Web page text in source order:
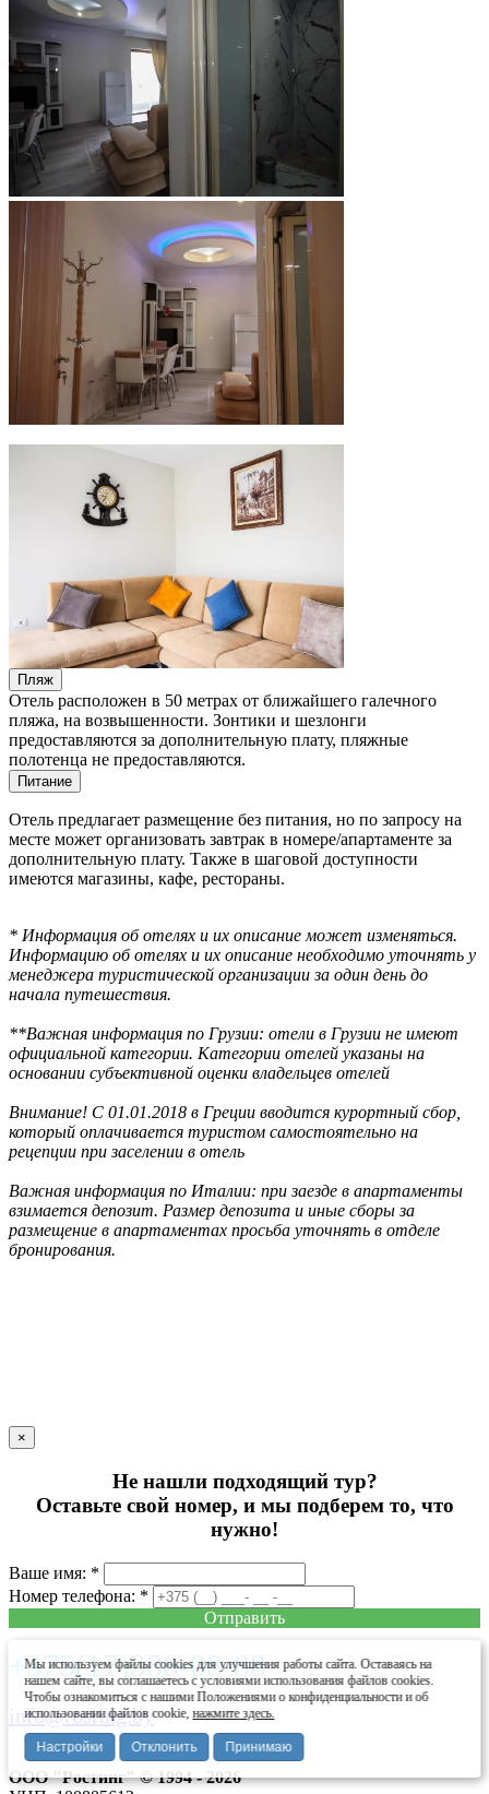
Мы используем файлы cookies для улучшения работы сайта. Оставаясь на
нашем сайте, вы соглашаетесь с условиями использования файлов cookies.
Чтобы ознакомиться с нашими Положениями о конфиденциальности и об
использовании файлов cookie,нажмите здесь.
Настройки Отклонить Принимаю
Пляж
Отель расположен в 50 метрах от ближайшего галечного
пляжа, на возвышенности. Зонтики и шезлонги
предоставляются за дополнительную плату, пляжные
полотенца не предоставляются.
Питание
Отель предлагает размещение без питания, но по запросу на
месте может организовать завтрак в номере/апартаменте за
дополнительную плату. Также в шаговой доступности
имеются магазины, кафе, рестораны.
* Информация об отелях и их описание может изменяться.
Информацию об отелях и их описание необходимо уточнять у
менеджера туристической организации за один день до
начала путешествия.
**Важная информация по Грузии: отели в Грузии не имеют
официальной категории. Категории отелей указаны на
основании субъективной оценки владельцев отелей
Внимание! С 01.01.2018 в Греции вводится курортный сбор,
который оплачивается туристом самостоятельно на
рецепции при заселении в отель
Важная информация по Италии: при заезде в апартаменты
взимается депозит. Размер депозита и иные сборы за
размещение в апартаментах просьба уточнять в отделе
бронирования.
×
Не нашли подходящий тур?
Оставьте свой номер, и мы подберем то, что
нужно!
Ваше имя: *
Номер телефона: *
Отправить
+375(17)388-08-88
info@rosting.by
ООО "Ростинг" © 1994 - 2026